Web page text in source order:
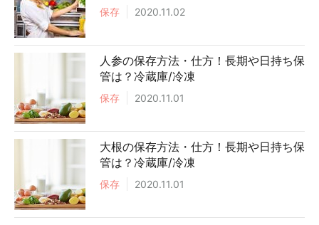
保存 2020.11.02
人参の保存方法・仕方！長期や日持ち保
管は？冷蔵庫/冷凍
保存 2020.11.01
大根の保存方法・仕方！長期や日持ち保
管は？冷蔵庫/冷凍
保存 2020.11.01